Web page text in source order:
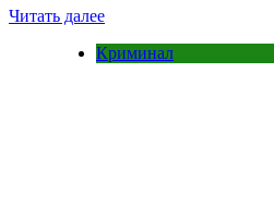
Читать далее
Криминал